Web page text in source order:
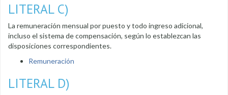
LITERAL C)
La remuneración mensual por puesto y todo ingreso adicional,
incluso el sistema de compensación, según lo establezcan las
disposiciones correspondientes.
Remuneración
LITERAL D)